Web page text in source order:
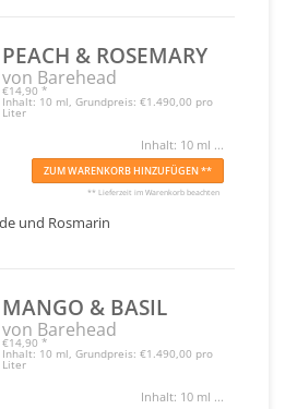
PEACH & ROSEMARY
von Barehead
€14,90 *
Inhalt: 10 ml, Grundpreis: €1.490,00 pro
Liter
Inhalt: 10 ml ...
ZUM WARENKORB HINZUFÜGEN **
** Lieferzeit im Warenkorb beachten
und Rosmarin
MANGO & BASIL
von Barehead
€14,90 *
Inhalt: 10 ml, Grundpreis: €1.490,00 pro
Liter
Inhalt: 10 ml ...